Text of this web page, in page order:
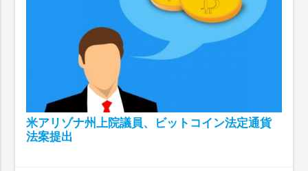
米アリゾナ州上院議員、ビットコイン法定通貨
法案提出